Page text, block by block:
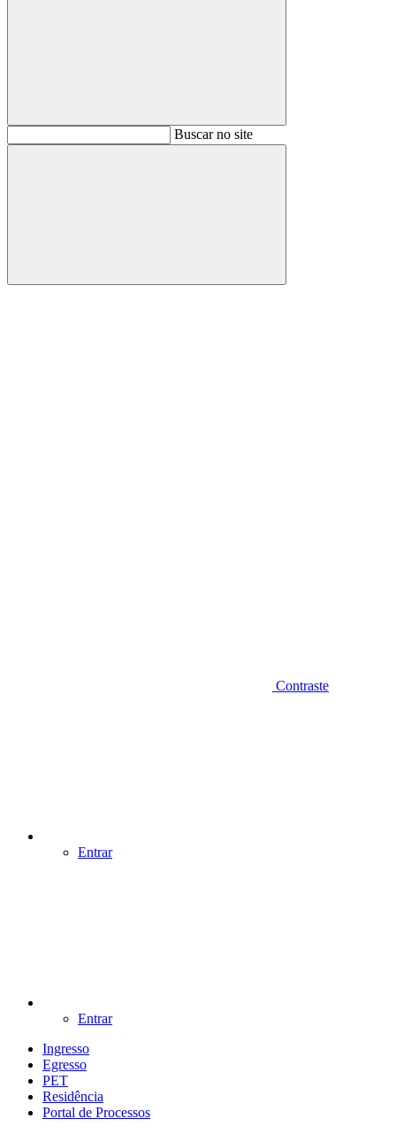
BuscarBuscar no site
Buscar
Contraste
Entrar
Entrar
Ingresso
Egresso
PET
Residência
Portal de Processos